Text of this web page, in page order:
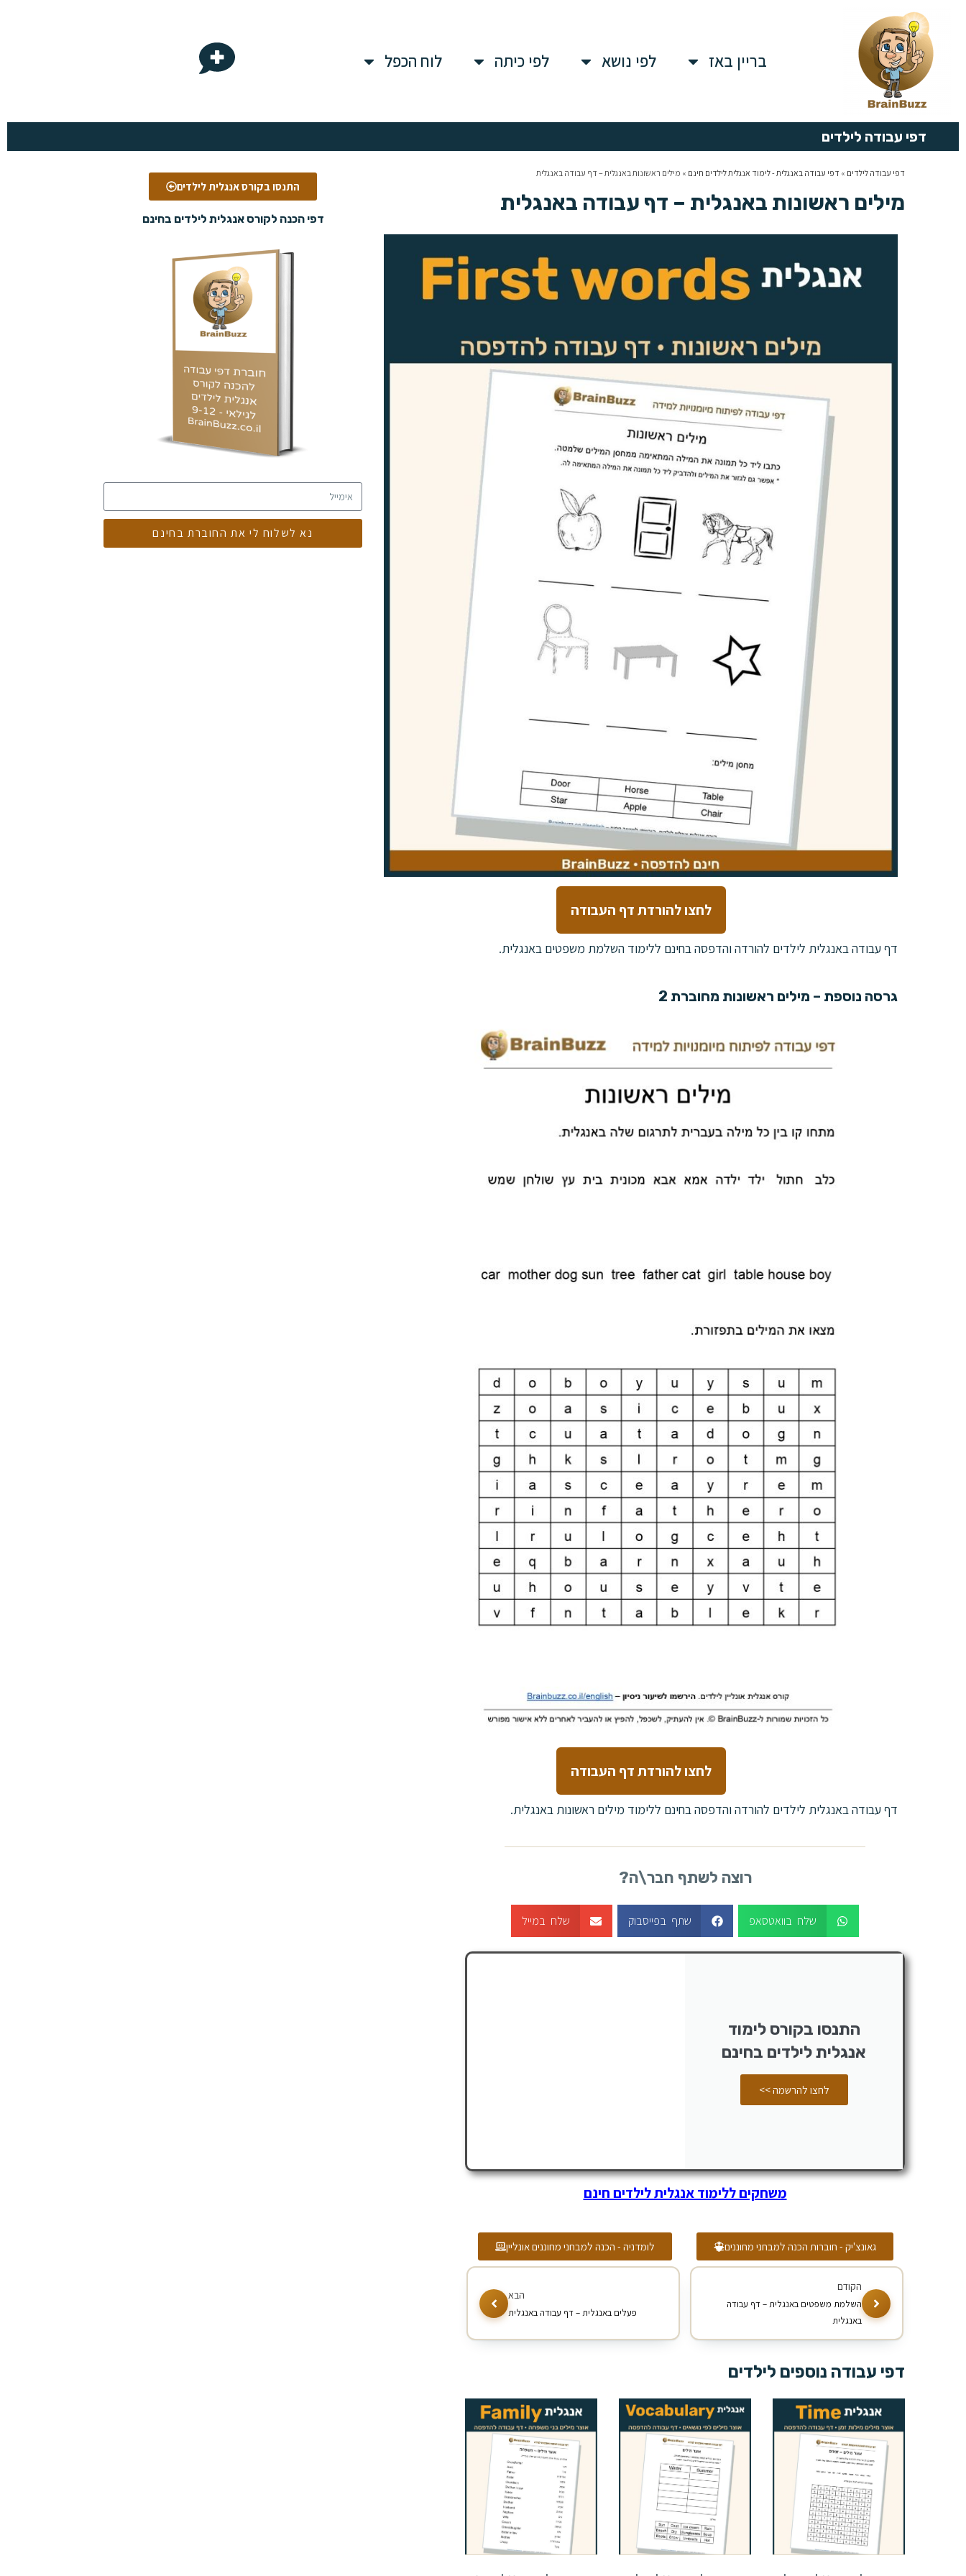
בריין באז לפי נושא לפי כיתה לוח הכפל
דפי עבודה לילדים
דפי עבודה לילדים » דפי עבודה באנגלית - לימוד אנגלית לילדים חינם » מילים ראשונות באנגלית – דף עבודה באנגלית
מילים ראשונות באנגלית – דף עבודה באנגלית
לחצו להורדת דף העבודה
דף עבודה באנגלית לילדים להורדה והדפסה בחינם ללימוד השלמת משפטים באנגלית.
גרסה נוספת – מילים ראשונות מחוברת 2
לחצו להורדת דף העבודה
דף עבודה באנגלית לילדים להורדה והדפסה בחינם ללימוד מילים ראשונות באנגלית.
רוצה לשתף חבר\ה?
שלח בוואטסאפ שתף בפייסבוק שלח במייל
התנסו בקורס לימוד
אנגלית לילדים בחינם
לחצו להרשמה >>
משחקים ללימוד אנגלית לילדים חינם
גאונצ'יק - חוברות הכנה למבחני מחוננים לומדניה - הכנה למבחני מחוננים אונליין
השלמת משפטים באנגלית – דף עבודה
באנגלית
פעלים באנגלית – דף עבודה באנגלית
דפי עבודה נוספים לילדים
התנסו בקורס אנגלית לילדים
דפי הכנה לקורס אנגלית לילדים בחינם
נא לשלוח לי את החוברת בחינם